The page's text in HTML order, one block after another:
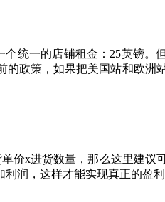
统一的店铺租金：25英镑。
的政策，如果把美国站和欧洲
价x进货数量，那么这里建议
润，这样才能实现真正的盈